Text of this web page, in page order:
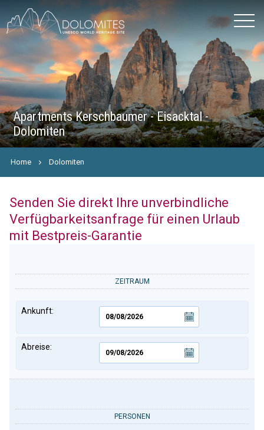
Apartments Kerschbaumer - Eisacktal -
Dolomiten
Home Dolomiten
Senden Sie direkt Ihre unverbindliche
Verfügbarkeitsanfrage für einen Urlaub
mit Bestpreis-Garantie
ZEITRAUM
Ankunft:
Abreise:
PERSONEN